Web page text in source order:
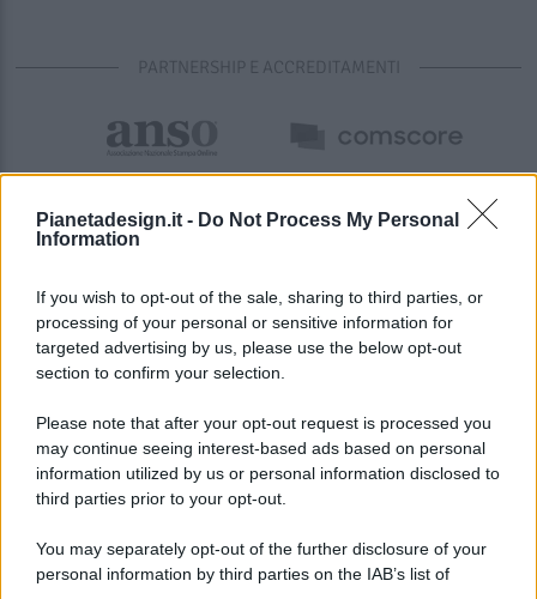
Pianetadesign.it - Do Not Process My Personal
Information
If you wish to opt-out of the sale, sharing to third parties, or
processing of your personal or sensitive information for
targeted advertising by us, please use the below opt-out
section to confirm your selection.
Please note that after your opt-out request is processed you
may continue seeing interest-based ads based on personal
information utilized by us or personal information disclosed to
third parties prior to your opt-out.
You may separately opt-out of the further disclosure of your
personal information by third parties on the IAB’s list of
PARTNERSHIP E ACCREDITAMENTI
© 2026 - Pianeta Design - P.IVA 04827280654 - Testata
1336/2020
ISCRIZIONE AL ROC N. 35792 – ISCRITTA ALL’ANSO
(ASSOCIAZIONE NAZIONALE STAMPA ONLINE)
PREFERENZE PRIVACY